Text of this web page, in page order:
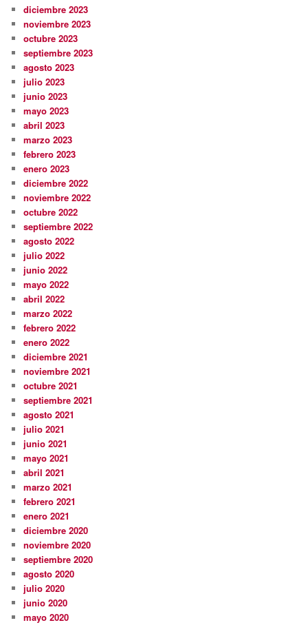
diciembre 2023
noviembre 2023
octubre 2023
septiembre 2023
agosto 2023
julio 2023
junio 2023
mayo 2023
abril 2023
marzo 2023
febrero 2023
enero 2023
diciembre 2022
noviembre 2022
octubre 2022
septiembre 2022
agosto 2022
julio 2022
junio 2022
mayo 2022
abril 2022
marzo 2022
febrero 2022
enero 2022
diciembre 2021
noviembre 2021
octubre 2021
septiembre 2021
agosto 2021
julio 2021
junio 2021
mayo 2021
abril 2021
marzo 2021
febrero 2021
enero 2021
diciembre 2020
noviembre 2020
septiembre 2020
agosto 2020
julio 2020
junio 2020
mayo 2020